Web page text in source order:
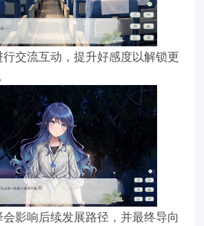
交流互动，提升好感度以解锁更
影响后续发展路径，并最终导向